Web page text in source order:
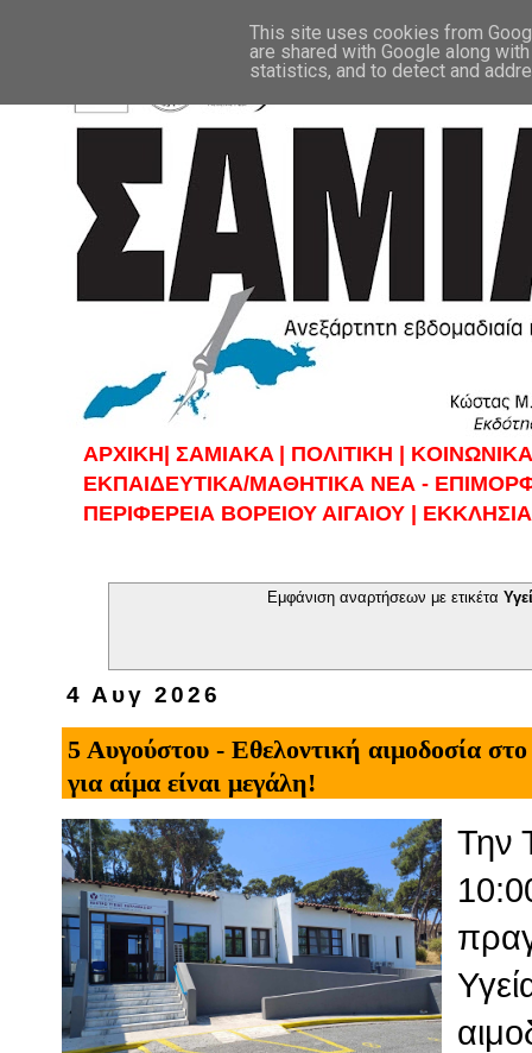
ΑΡΧΙΚΗ| ΣAMIAKA | ΠΟΛΙΤΙΚΗ |
ΕΚΠΑΙΔΕΥΤΙΚΑ/ΜΑΘΗΤΙΚΑ ΝΕΑ -
ΠΕΡΙΦΕΡΕΙΑ ΒΟΡΕΙΟΥ ΑΙΓΑΙΟΥ |
Εμφάνιση αναρτήσεων με ετικέτα
4 Αυγ 2026
5 Αυγούστου - Εθελοντική αιμοδοσία
για αίμα είναι μεγάλη!
Την
This site uses cookies from
are shared with Google along
statistics, and to detect and